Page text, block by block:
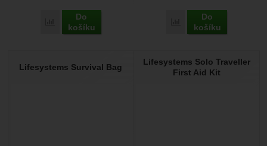
Přidat 'Lifesystems First Aid Dry Bag 2 L' k porovnání
Do
košíku
Přidat 'Lifesystems
Do
košíku
Lifesystems Survival Bag
Lifesystems Solo Traveller
First Aid Kit